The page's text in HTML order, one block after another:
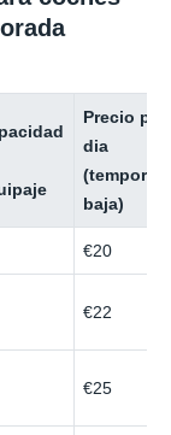
Precio por
dia
baja)
€20
€22
€25